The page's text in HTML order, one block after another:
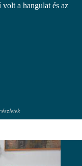
a hangulat és az